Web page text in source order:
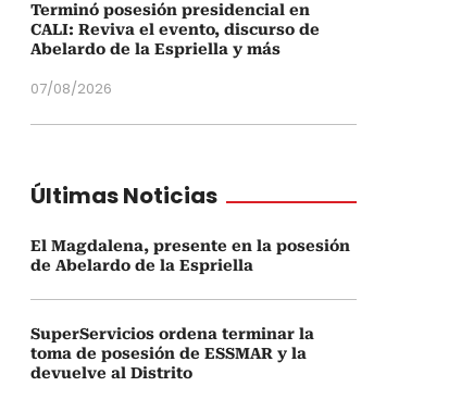
Terminó posesión presidencial en
CALI: Reviva el evento, discurso de
Abelardo de la Espriella y más
07/08/2026
Últimas Noticias
El Magdalena, presente en la posesión
de Abelardo de la Espriella
SuperServicios ordena terminar la
toma de posesión de ESSMAR y la
devuelve al Distrito